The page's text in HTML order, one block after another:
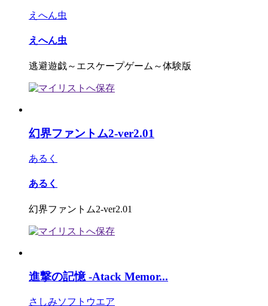
えへん虫
えへん虫
逃避遊戯～エスケープゲーム～体験版
幻界ファントム2-ver2.01
あるく
あるく
幻界ファントム2-ver2.01
進撃の記憶 -Atack Memor...
さしみソフトウエア